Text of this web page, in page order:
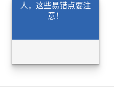
人，这些易错点要注
意！